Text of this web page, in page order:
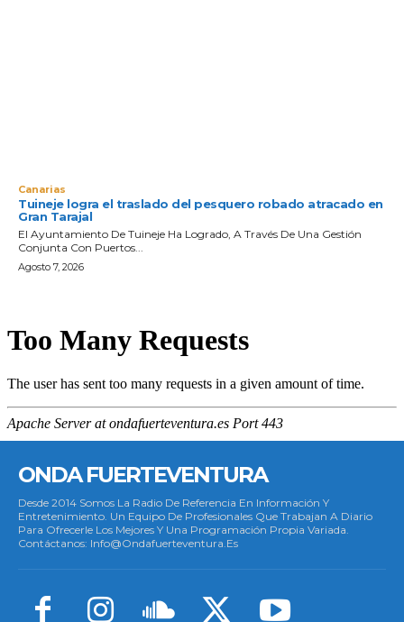
Canarias
Tuineje logra el traslado del pesquero robado atracado en
Gran Tarajal
El Ayuntamiento De Tuineje Ha Logrado, A Través De Una Gestión
Conjunta Con Puertos...
Agosto 7, 2026
ONDA FUERTEVENTURA
Desde 2014 Somos La Radio De Referencia En Información Y
Entretenimiento. Un Equipo De Profesionales Que Trabajan A Diario
Para Ofrecerle Los Mejores Y Una Programación Propia Variada.
Contáctanos: Info@ondafuerteventura.es